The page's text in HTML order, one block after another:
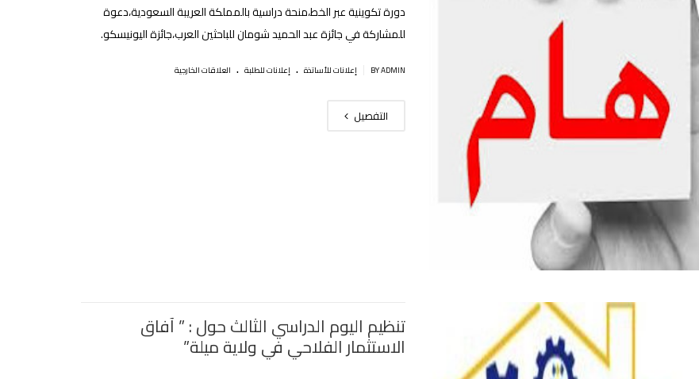
دورة تكوينية عبر الخط،منحة دراسية بالمملكة العريبة السعودية،دعوة
للمشاركة في جائزة عبد الحميد شومان للباحثين العرب،جائزة اليونيسكو.
BY ADMIN إعلانات للأساتذة . إعلانات للطلبة . العلاقات الخارجية
التفصيل
تنظيم اليوم الدراسي الثالث حول : ” آفاق
الاستثمار الفلاحي في ولاية ميلة”